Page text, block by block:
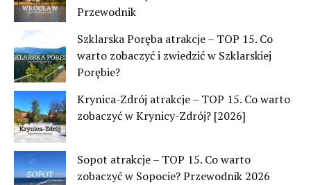
Przewodnik
Szklarska Poręba atrakcje – TOP 15. Co
warto zobaczyć i zwiedzić w Szklarskiej
Porębie?
Krynica-Zdrój atrakcje – TOP 15. Co warto
zobaczyć w Krynicy-Zdrój? [2026]
Sopot atrakcje – TOP 15. Co warto
zobaczyć w Sopocie? Przewodnik 2026